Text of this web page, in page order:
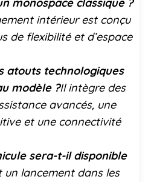
monospace classique ?
intérieur est conçu
de flexibilité et d’espace
atouts technologiques
modèle ?Il intègre des
avancés, une
et une connectivité
sera-t-il disponible
un lancement dans les